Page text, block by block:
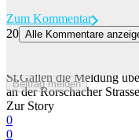
Beitrag melden
Zum Kommentar
20 Alle Kommentare
St.Gallen die Meldung
an der Rorschacher
Zur Story
0
0